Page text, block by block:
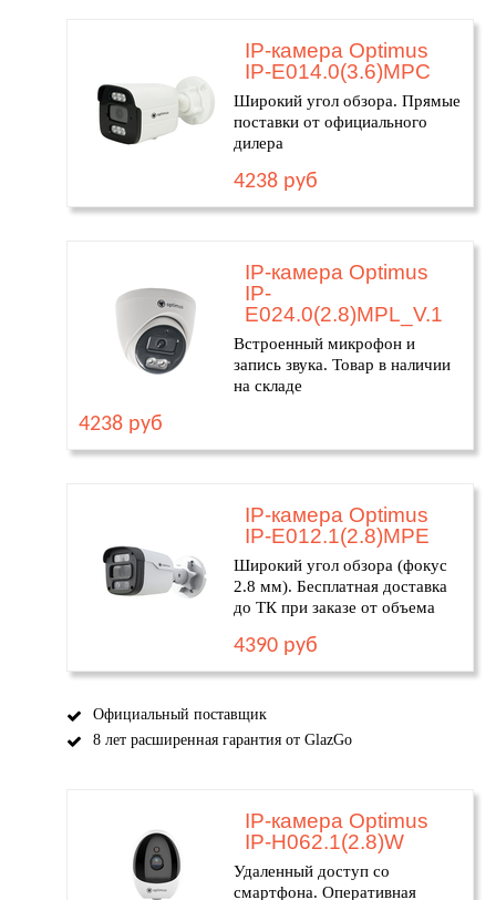
IP-камера Optimus
IP-E014.0(3.6)MPC
Широкий угол обзора. Прямые
поставки от официального
дилера
4238 руб
IP-камера Optimus
IP-
E024.0(2.8)MPL_V.1
Встроенный микрофон и
запись звука. Товар в наличии
на складе
4238 руб
IP-камера Optimus
IP-E012.1(2.8)MPE
Широкий угол обзора (фокус
2.8 мм). Бесплатная доставка
до ТК при заказе от объема
4390 руб
Официальный поставщик
8 лет расширенная гарантия от GlazGo
IP-камера Optimus
IP-H062.1(2.8)W
Удаленный доступ со
смартфона. Оперативная